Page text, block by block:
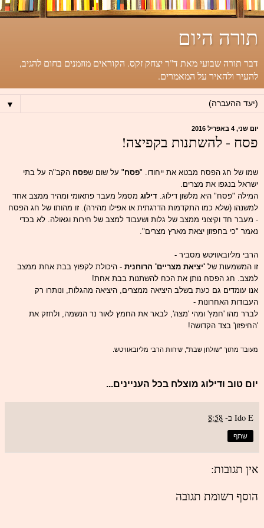
תורה היום
דבר תורה שבועי מאת ד"ר יצחק זקס. הקוראים מוזמנים בחום להגיב,
להעיר ולהאיר על המאמרים.
▼
יום שני, 4 באפריל 2016
פסח - להשתנות בקפיצה!
שמו של חג הפסח מבטא את ייחודו. "פסח" על שום שפסח הקב"ה על בתי
ישראל בנגפו את מצרים.
המילה "פסח" היא מלשון דילוג. דילוג מסמל מעבר פתאומי ומהיר ממצב אחד
למשנהו (שלא כמו התקדמות הדרגתית או אפילו מהירה). זו מהותו של חג הפסח
- מעבר חד וקיצוני ממצב של גלות ושעבוד למצב של חירות וגאולה. לא בכדי
נאמר "כי בחפזון יצאת מארץ מצרים".
הרבי מליובאוויטש מסביר -
זו המשמעות של 'יציאת מצריים' הרוחנית - היכולת לקפוץ בבת אחת ממצב
למצב. חג הפסח נותן את הכח להשתנות בבת אחת!
אנו עומדים גם כעת בשלב היציאה ממצרים, היציאה מהגלות, ונותרו רק
העבודות האחרונות -
לברר מהו 'חמץ' ומהי 'מצה', לבאר את החמץ לאור נר הנשמה, ולחזק את
'החיפזון' בצד הקדושה!
מעובד מתוך "שולחן שבת", שיחות הרבי מליובאוויטש.
יום טוב ודילוג מוצלח בכל העניינים...
Ido E ב- 8:58
שתף
אין תגובות:
הוסף רשומת תגובה